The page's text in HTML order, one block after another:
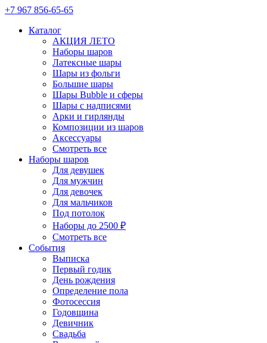
+7 967 856-65-65
Каталог
АКЦИЯ ЛЕТО
Наборы шаров
Латексные шары
Шары из фольги
Большие шары
Шары Bubble и сферы
Шары с надписями
Арки и гирлянды
Композиции из шаров
Аксессуары
Смотреть все
Наборы шаров
Для девушек
Для мужчин
Для девочек
Для мальчиков
Под потолок
Наборы до 2500 ₽
Смотреть все
События
Выписка
Первый годик
День рождения
Определение пола
Фотосессия
Годовщина
Девичник
Свадьба